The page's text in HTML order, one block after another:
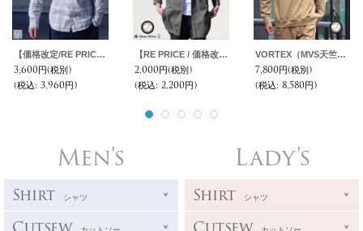
【価格改定/RE PRICE】フランネルチェックチビ衿ボタンダウン長袖_Shirts【MADE IN JAPAN】『日本製』/ Upscape Audience
3,600円(税別)
(税込: 3,960円)
【RE PRICE / 価格改定】ソフトリネンコットンキャンバスローマシャツコート【MADE IN JAPAN】『日本製』/ Upscape Audience
2,000円(税別)
(税込: 2,200円)
VORTEX（MVS天竺）ラインスウェット長袖【MADE IN JAPAN】『日本製』 / Upscape Audience
7,800円(税別)
(税込: 8,580円)
Men's
Shirt シャツ
Lady's
Shirt シャツ